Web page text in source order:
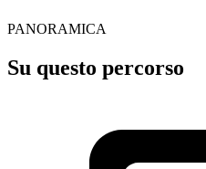
PANORAMICA
Su questo percorso